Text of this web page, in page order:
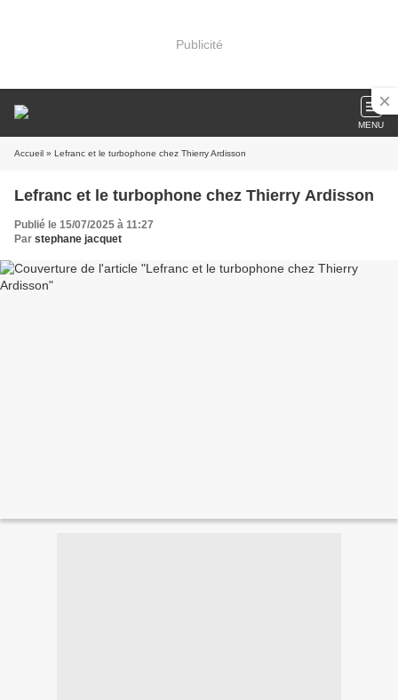
Publicité
MENU
Accueil » Lefranc et le turbophone chez Thierry Ardisson
Lefranc et le turbophone chez Thierry Ardisson
Publié le 15/07/2025 à 11:27
Par stephane jacquet